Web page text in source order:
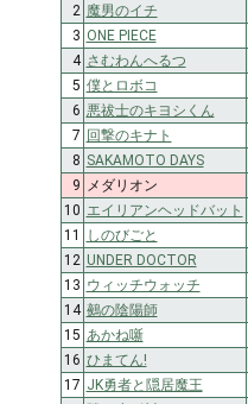
2 魔男のイチ
3 ONE PIECE
4 さむわんへるつ
5 僕とロボコ
6 悪祓士のキヨシくん
7 回撃のキナト
8 SAKAMOTO DAYS
9
メダリオン
10 エイリアンヘッドバット
11
しのびごと
12 UNDER DOCTOR
13 ウィッチウォッチ
14 鵺の陰陽師
15 あかね噺
16 ひまてん!
17 JK勇者と隠居魔王